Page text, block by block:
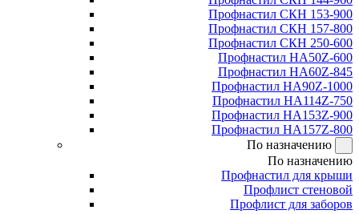
Профнастил СКН 153-900
Профнастил СКН 157-800
Профнастил СКН 250-600
Профнастил НА50Z-600
Профнастил НА60Z-845
Профнастил НА90Z-1000
Профнастил НА114Z-750
Профнастил НА153Z-900
Профнастил НА157Z-800
По назначению
По назначению
Профнастил для крыши
Профлист стеновой
Профлист для заборов